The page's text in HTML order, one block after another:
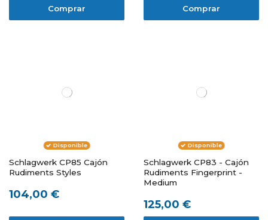
Comprar Comprar
Disponible
Schlagwerk CP85 Cajón
Rudiments Styles
104,00 €
Disponible
Schlagwerk CP83 - Cajón
Rudiments Fingerprint -
Medium
125,00 €